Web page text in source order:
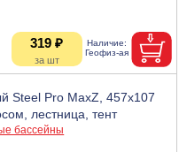
319 ₽
Steel Pro MaxZ, 457х107
лестница, тент
бассейны